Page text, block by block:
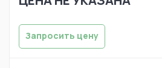
Запросить цену